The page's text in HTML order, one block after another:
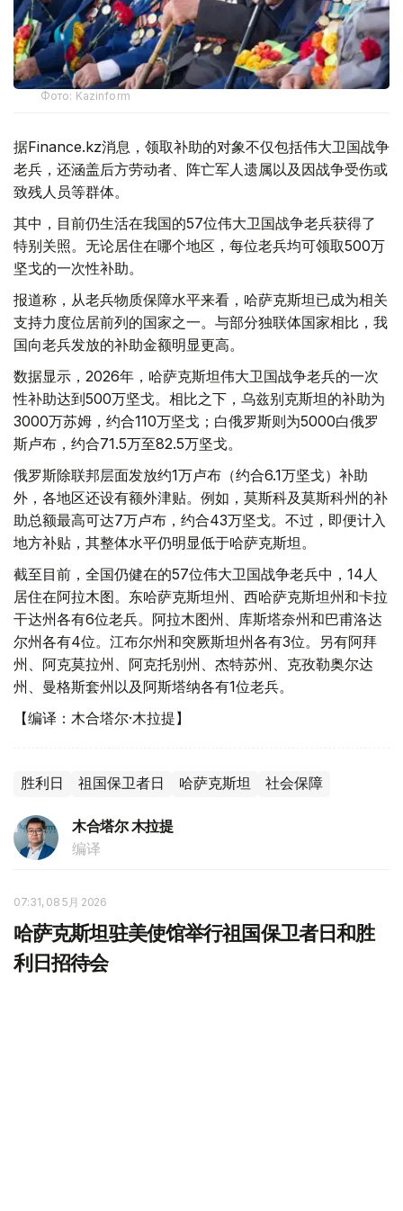
Фото: Kazinform
据Finance.kz消息，领取补助的对象不仅包括伟大卫国战争
老兵，还涵盖后方劳动者、阵亡军人遗属以及因战争受伤或
致残人员等群体。
其中，目前仍生活在我国的57位伟大卫国战争老兵获得了
特别关照。无论居住在哪个地区，每位老兵均可领取500万
坚戈的一次性补助。
报道称，从老兵物质保障水平来看，哈萨克斯坦已成为相关
支持力度位居前列的国家之一。与部分独联体国家相比，我
国向老兵发放的补助金额明显更高。
数据显示，2026年，哈萨克斯坦伟大卫国战争老兵的一次
性补助达到500万坚戈。相比之下，乌兹别克斯坦的补助为
3000万苏姆，约合110万坚戈；白俄罗斯则为5000白俄罗
斯卢布，约合71.5万至82.5万坚戈。
俄罗斯除联邦层面发放约1万卢布（约合6.1万坚戈）补助
外，各地区还设有额外津贴。例如，莫斯科及莫斯科州的补
助总额最高可达7万卢布，约合43万坚戈。不过，即便计入
地方补贴，其整体水平仍明显低于哈萨克斯坦。
截至目前，全国仍健在的57位伟大卫国战争老兵中，14人
居住在阿拉木图。东哈萨克斯坦州、西哈萨克斯坦州和卡拉
干达州各有6位老兵。阿拉木图州、库斯塔奈州和巴甫洛达
尔州各有4位。江布尔州和突厥斯坦州各有3位。另有阿拜
州、阿克莫拉州、阿克托别州、杰特苏州、克孜勒奥尔达
州、曼格斯套州以及阿斯塔纳各有1位老兵。
【编译：木合塔尔·木拉提】
胜利日 祖国保卫者日 哈萨克斯坦 社会保障
木合塔尔 木拉提
编译
07:31, 08 5月 2026
哈萨克斯坦驻美使馆举行祖国保卫者日和胜
利日招待会